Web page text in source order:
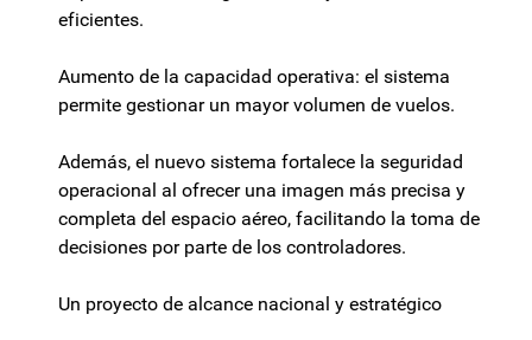
eficientes.
Aumento de la capacidad operativa: el sistema
permite gestionar un mayor volumen de vuelos.
Además, el nuevo sistema fortalece la seguridad
operacional al ofrecer una imagen más precisa y
completa del espacio aéreo, facilitando la toma de
decisiones por parte de los controladores.
Un proyecto de alcance nacional y estratégico